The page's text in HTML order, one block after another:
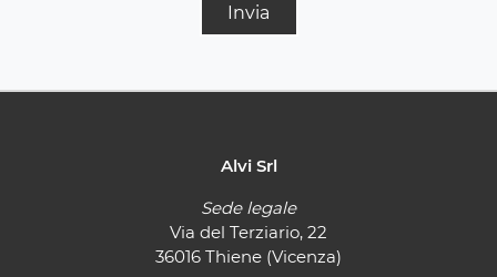
Invia
Alvi Srl
Sede legale
Via del Terziario, 22
36016 Thiene (Vicenza)